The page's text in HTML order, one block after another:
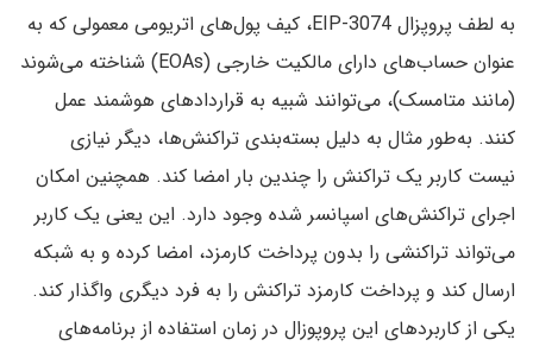
به لطف پروپزال EIP-3074، کیف پول‌های اتریومی معمولی که به
عنوان حساب‌های دارای مالکیت خارجی (EOAs) شناخته می‌شوند
(مانند متامسک)، می‌توانند شبیه به قراردادهای هوشمند عمل
کنند. به‌طور مثال به دلیل بسته‌بندی تراکنش‌ها، دیگر نیازی
نیست کاربر یک تراکنش را چندین بار امضا کند. همچنین امکان
اجرای تراکنش‌های اسپانسر شده وجود دارد. این یعنی یک کاربر
می‌تواند تراکنشی را بدون پرداخت کارمزد، امضا کرده و به شبکه
ارسال کند و پرداخت کارمزد تراکنش را به فرد دیگری واگذار کند.
یکی از کاربردهای این پروپوزال در زمان استفاده از برنامه‌های